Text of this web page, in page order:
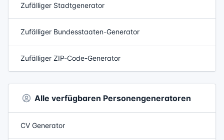
Zufälliger Stadtgenerator
Zufälliger Bundesstaaten-Generator
Zufälliger ZIP-Code-Generator
Alle verfügbaren Personengeneratoren
CV Generator